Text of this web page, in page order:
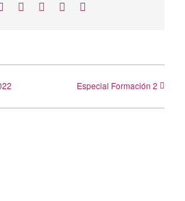
LinkedInWhatsAppTelegram
Especial Formación 2